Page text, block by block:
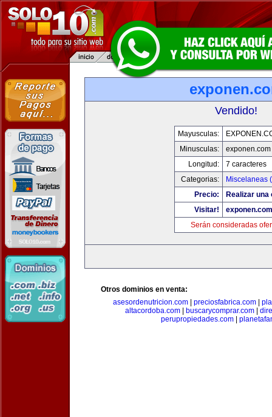
Vendido!
Mayusculas:
Minusculas:
exponen.com
Longitud:
7 caracteres
Categorias:
Miscelaneas
Precio:
Realizar una
Visitar!
exponen.com
Serán consideradas
Otros dominios en venta:
asesordenutricion.com
preciosfabrica.com
altacordoba.com
buscarycomprar.com
perupropiedades.com